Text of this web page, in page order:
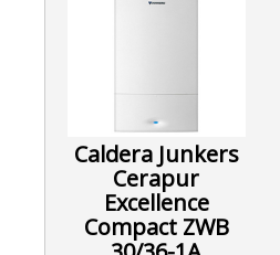
Caldera Junkers
Cerapur
Excellence
Compact ZWB